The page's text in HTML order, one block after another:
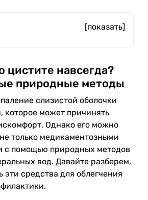
[показать]
цистите навсегда?
природные методы
слизистой оболочки
которое может причинять
Однако его можно
только медикаментозными
с помощью природных методов
вод. Давайте разберем,
эти средства для облегчения